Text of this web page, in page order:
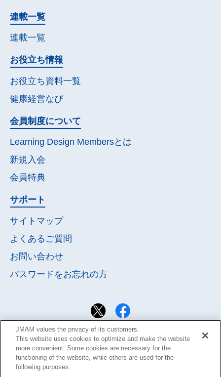
連載一覧
連載一覧
お役立ち情報
お役立ち資料一覧
健康経営なび
会員制度について
Learning Design Membersとは
新規入会
会員特典
サポート
サイトマップ
よくあるご質問
お問い合わせ
パスワードをお忘れの方
JMAM values the privacy of its customers.
This website uses cookies to optimize and make the website
more convenient. Some cookies are necessary for the
functioning of the website, while others are used for the
following purposes: